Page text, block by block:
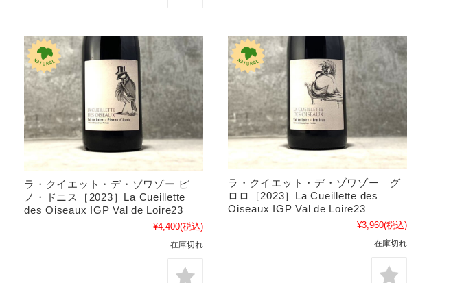
ラ・クイエット・デ・ゾワゾー ピ
ノ・ドニス［2023］La Cueillette
des Oiseaux IGP Val de Loire23
¥4,400(税込)
在庫切れ
ラ・クイエット・デ・ゾワゾー グ
ロロ［2023］La Cueillette des
Oiseaux IGP Val de Loire23
¥3,960(税込)
在庫切れ